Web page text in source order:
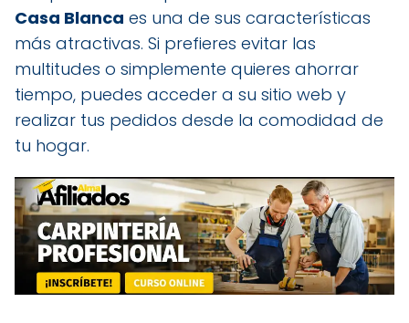
Casa Blanca es una de sus características
más atractivas. Si prefieres evitar las
multitudes o simplemente quieres ahorrar
tiempo, puedes acceder a su sitio web y
realizar tus pedidos desde la comodidad de
tu hogar.